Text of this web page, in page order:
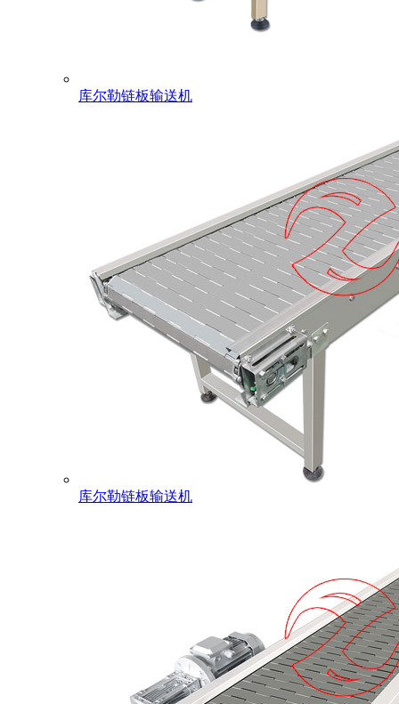
库尔勒链板输送机
库尔勒链板输送机